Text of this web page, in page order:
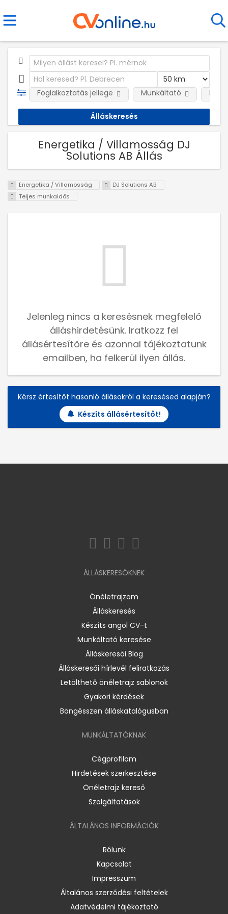
Foglalkoztatás jellege Munkáltató
Energetika / Villamosság DJ
Solutions AB Állás
Energetika / Villamosság
DJ Solutions AB
Teljes munkaidős
Jelenleg nincs a keresésnek megfelelő
álláshirdetésünk. Iratkozz fel
állásértesítőre és azonnal tájékoztatunk
emailben, ha felkerül ilyen állás.
Kérsz értesítőt hasonló állásokról a keresésed alapján?
Készíts állásértesítőt!
ÁLLÁSKERESŐKNEK
Önéletrajzom
Álláskeresés
Készíts angol CV-t
Munkáltató keresése
Álláskeresői Blog
Álláskeresői hírlevél feliratkozás
Letölthető önéletrajz sablonok
Gyakori kérdések
Böngésszen álláskatalógusban
MUNKÁLTATÓKNAK
Cégprofilom
Hirdetések szerkesztése
Önéletrajz kereső
Szolgáltatások
ÁLTALÁNOS INFORMÁCIÓK
Rólunk
Kapcsolat
Impresszum
Általános szerződési feltételek
Adatvédelmi tájékoztató